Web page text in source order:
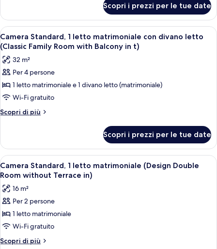
singoli
(Hostel
room
for
2)
Basic,
letti
singoli
(Hostel
room
for
Scopri i prezzi per le tue date
Apri
tutte
le
foto
per
Camera
Standard,
1
con
divano
letto
(Classic
Family
Room
with
Balcony
in
t)
Una camera d'albergo con un letto,
3
Camera Standard, 1 letto matrimoniale con divano letto
(Classic Family Room with Balcony in t)
32 m²
Per 4 persone
1 letto matrimoniale e 1 divano letto (matrimoniale)
Wi-Fi gratuito
Scopri di più
Altri
Standard,
letto
matrimoniale
divano
letto
Family
Room
Balcony
Scopri i prezzi per le tue date
Apri
tutte
le
foto
per
Camera
Standard,
1
Camera d'albergo moderna con un
3
Camera Standard, 1 letto matrimoniale (Design Double
Room without Terrace in)
16 m²
Per 2 persone
1 letto matrimoniale
Wi-Fi gratuito
Scopri di più
Altri